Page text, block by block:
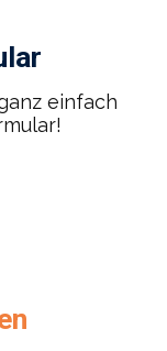
einfach